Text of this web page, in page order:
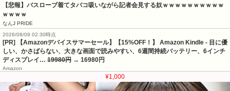
【悲報】バスローブ着てタバコ吸いながら記者会見する奴ｗｗｗｗｗｗｗｗｗｗ
ｗｗｗｗ
なんJ PRIDE
2026/08/09 02:30時点
[PR] 【Amazonデバイスサマーセール】【15%OFF！】 Amazon Kindle - 目に優
しい、かさばらない、大きな画面で読みやすい、6週間持続バッテリー、6インチ
ディスプレイ… 19980円 → 16980円
Amazon